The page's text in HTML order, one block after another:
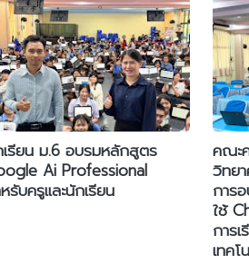
รียน ม.6 อบรมหลักสูตร
Ai Professional
รับครูและนักเรียน
คณะ
วิทยา
การ
ใช้
การ
เทคโ